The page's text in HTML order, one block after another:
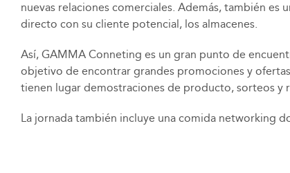
nuevas relaciones comerciales. Además, también
directo con su cliente potencial, los almacenes.
Así, GAMMA Conneting es un gran punto de
objetivo de encontrar grandes promociones y
tienen lugar demostraciones de producto, sorteos y
La jornada también incluye una comida networking